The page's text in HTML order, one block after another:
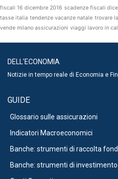
fiscali 16 dicembre 2016 scadenze fiscali
tasse italia tendenze vacanze natale trovare
vende milano assicurazioni viaggi lavoro in
DELL'ECONOMIA
Notizie in tempo reale di Economia e
GUIDE
Glossario sulle assicurazioni
Indicatori Macroeconomici
Banche: strumenti di raccolta
Banche: strumenti di investimento